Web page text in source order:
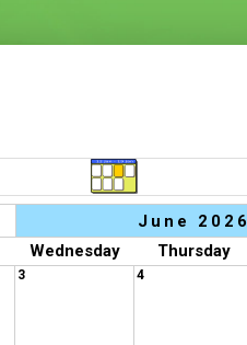
June 2026
Wednesday Thursday
3 4